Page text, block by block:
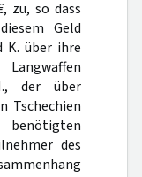
zu, so dass
Geld
K. über ihre
der über
Tschechien
benötigten
des